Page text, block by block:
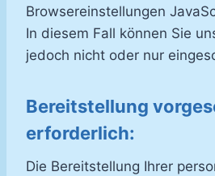
Browsereinstellungen
In diesem Fall können Sie
jedoch nicht oder nur
Bereitstellung
erforderlich:
Die Bereitstellung Ihrer